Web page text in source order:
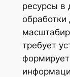
ресурсы в
требует